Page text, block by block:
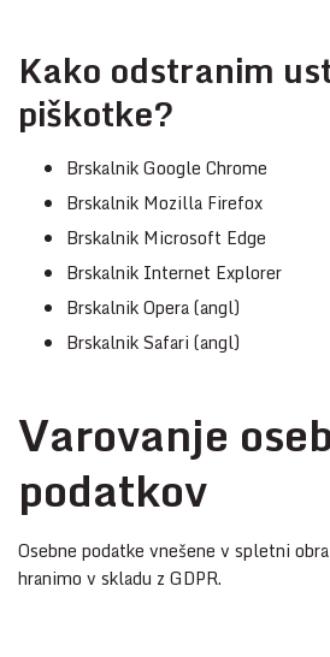
Kako odstranim
piškotke?
Brskalnik Google Chrome
Brskalnik Mozilla Firefox
Brskalnik Microsoft Edge
Brskalnik Internet Explorer
Brskalnik Opera (angl)
Brskalnik Safari (angl)
Varovanje
podatkov
Osebne podatke vnešene v spletni
hranimo v skladu z GDPR.